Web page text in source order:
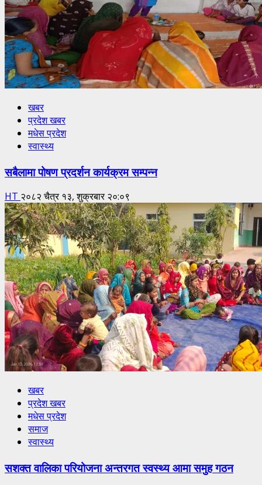
खबर
प्रदेश खबर
मधेस प्रदेश
स्वास्थ्य
सबैलामा पोषण प्रदर्शन कार्यक्रम सम्पन्न
HT २०८२ चैत्र १३, शुक्रबार २०:०९
खबर
प्रदेश खबर
मधेस प्रदेश
समाज
स्वास्थ्य
सशक्त वालिका परियोजना अन्तरगत स्वस्थ्य आमा समुह गठन